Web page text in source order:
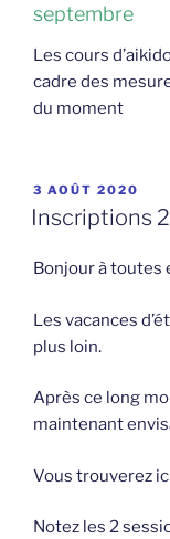
septembre
Les cours
cadre des
du moment
PUBLIÉ
LE
3 AOÛT 2020
Inscriptions
Bonjour à toutes
Les vacances
plus loin.
Après ce long
maintenant
Vous trouverez
Notez les 2